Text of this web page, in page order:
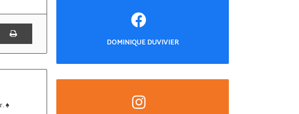
email Imprimer
♠️
DOMINIQUE DUVIVIER